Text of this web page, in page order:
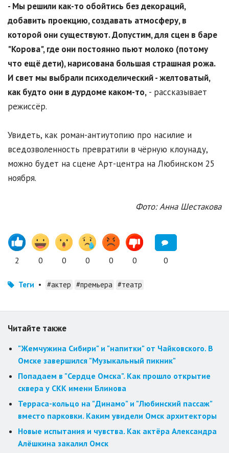
- Мы решили как-то обойтись без декораций,
добавить проекцию, создавать атмосферу, в
которой они существуют. Допустим, для сцен в баре
"Корова", где они постоянно пьют молоко (потому
что ещё дети), нарисована большая страшная рожа.
И свет мы выбрали психоделический - желтоватый,
как будто они в дурдоме каком-то, - рассказывает
режиссёр.
Увидеть, как роман-антиутопию про насилие и
вседозволенность превратили в чёрную клоунаду,
можно будет на сцене Арт-центра на Любинском 25
ноября.
Фото: Анна Шестакова
2 0 0 0 0 0 0
Теги • #актер #премьера #театр
Читайте также
"Жемчужина Сибири" и "напитки" от Чайковского. В
Омске завершился "Музыкальный пикник"
Попадаем в "Сердце Омска". Как прошло открытие
сквера у СКК имени Блинова
Терраса-кольцо на "Динамо" и "Любинский пассаж"
вместо парковки. Каким увидели Омск архитекторы
Новые испытания и чувства. Как актёра Александра
Алёшкина закалил Омск